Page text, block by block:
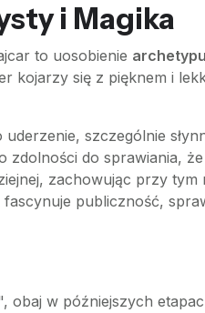
i Magika
to uosobienie
kojarzy się z pięknem i
szczególnie
do sprawiania,
zachowując przy tym
publiczność,
obaj w późniejszych